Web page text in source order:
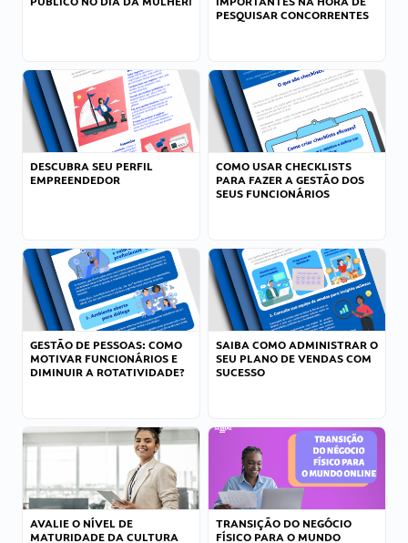
PESQUISAR CONCORRENTES
DESCUBRA SEU PERFIL
EMPREENDEDOR
COMO USAR CHECKLISTS
PARA FAZER A GESTÃO DOS
SEUS FUNCIONÁRIOS
GESTÃO DE PESSOAS: COMO
MOTIVAR FUNCIONÁRIOS E
DIMINUIR A ROTATIVIDADE?
SAIBA COMO ADMINISTRAR O
SEU PLANO DE VENDAS COM
SUCESSO
AVALIE O NÍVEL DE
MATURIDADE DA CULTURA
TRANSIÇÃO DO NEGÓCIO
FÍSICO PARA O MUNDO